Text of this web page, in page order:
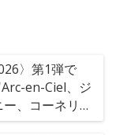
〉第1弾で
en-Ciel、ジ
、コーネリア
ンら決定